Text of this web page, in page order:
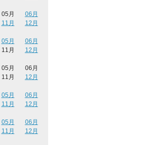
05月
06月
11月
12月
05月
06月
11月
12月
05月
06月
11月
12月
05月
06月
11月
12月
05月
06月
11月
12月